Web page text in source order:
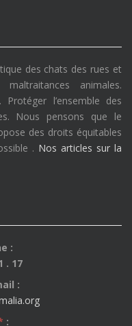
des chats des rues et
animales.
Protéger l’ensemble des
Nous pensons que le
des droits équitables
. Nos articles sur la
:
. 17
:
: